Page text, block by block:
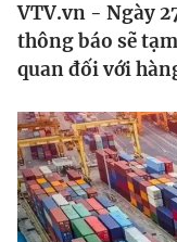
Thế giới
Tin tức
Thế giới đó đây
Câu chuyện quốc
Kinh tế
Tài chính
Thị trường
Góc doanh nghiệp
Dữ liệu và đời
Truyền hình
VTV.vn - Ngày
thông báo sẽ
quan đối với